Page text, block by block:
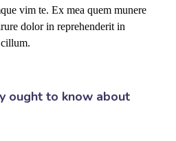
vim te. Ex mea quem munere
dolor in reprehenderit in
ought to know about